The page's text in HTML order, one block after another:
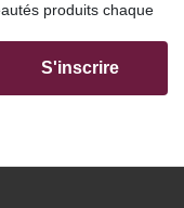
produits chaque
S'inscrire